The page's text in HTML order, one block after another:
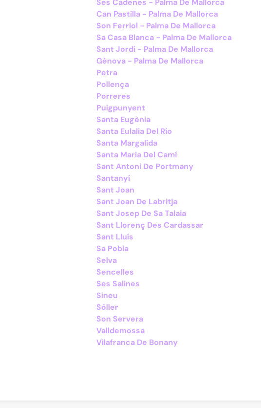
Ses Cadenes - Palma De Mallorca
Can Pastilla - Palma De Mallorca
Son Ferriol - Palma De Mallorca
Sa Casa Blanca - Palma De Mallorca
Sant Jordi - Palma De Mallorca
Gènova - Palma De Mallorca
Petra
Pollença
Porreres
Puigpunyent
Santa Eugènia
Santa Eulalia Del Río
Santa Margalida
Santa Maria Del Camí
Sant Antoni De Portmany
Santanyí
Sant Joan
Sant Joan De Labritja
Sant Josep De Sa Talaia
Sant Llorenç Des Cardassar
Sant Lluís
Sa Pobla
Selva
Sencelles
Ses Salines
Sineu
Sóller
Son Servera
Valldemossa
Vilafranca De Bonany